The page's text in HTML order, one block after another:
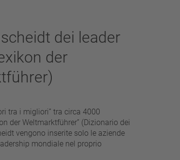
dei leader
der
tra i migliori” tra circa 4000
der Weltmarktführer” (Dizionario dei
vengono inserite solo le aziende
mondiale nel proprio